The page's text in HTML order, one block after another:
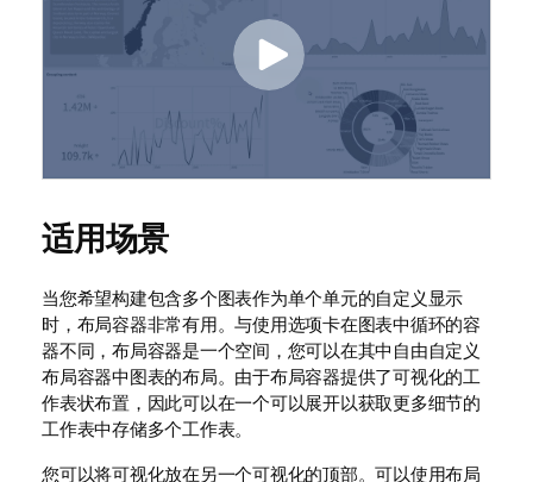
适用场景
当您希望构建包含多个图表作为单个单元的自定义显示
时，布局容器非常有用。与使用选项卡在图表中循环的容
器不同，布局容器是一个空间，您可以在其中自由自定义
布局容器中图表的布局。由于布局容器提供了可视化的工
作表状布置，因此可以在一个可以展开以获取更多细节的
工作表中存储多个工作表。
您可以将可视化放在另一个可视化的顶部。可以使用布局